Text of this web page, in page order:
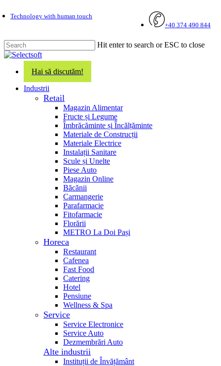
content
Technology with human touch
+40 374 490 844
Hit enter to search or ESC to close
Close
Search
Hai să discutăm!
search
Menu Industrii
Retail
Magazin Alimentar
Fructe și Legume
Îmbrăcăminte și Încălțăminte
Materiale de Construcții
Materiale Electrice
Instalații Sanitare
Scule și Unelte
Piese Auto
Magazin Online
Băcănii
Carmangerie
Parafarmacie
Fitofarmacie
Florării
METRO La Doi Pași
Horeca
Restaurant
Cafenea
Fast Food
Catering
Hotel
Pensiune
Wellness & Spa
Service
Service Electronice
Service Auto
Dezmembrări Auto
Alte industrii
Instituții de Învățământ